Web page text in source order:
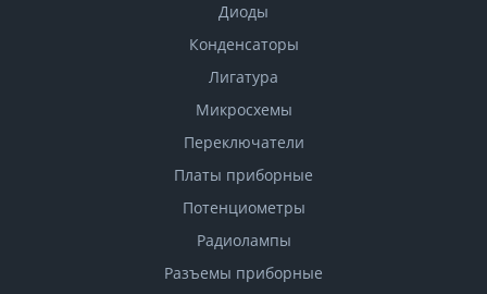
Диоды
Конденсаторы
Лигатура
Микросхемы
Переключатели
Платы приборные
Потенциометры
Радиолампы
Разъемы приборные